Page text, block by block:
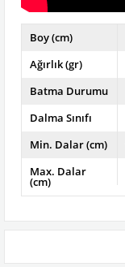
Boy (cm)
Ağırlık (gr)
Batma Durumu
Dalma Sınıfı
Min. Dalar (cm)
Max. Dalar
(cm)